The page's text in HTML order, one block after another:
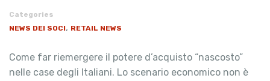
Categories
NEWS DEI SOCI, RETAIL NEWS
Come far riemergere il potere d’acquisto “nascosto”
nelle case degli Italiani. Lo scenario economico non è